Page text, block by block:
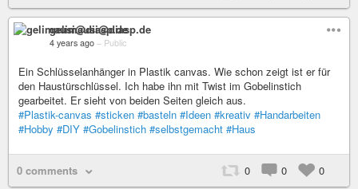
gelimausi@diasp.de
4 years ago – Public
Ein Schlüsselanhänger in Plastik canvas. Wie schon zeigt ist er für
den Haustürschlüssel. Ich habe ihn mit Twist im Gobelinstich
gearbeitet. Er sieht von beiden Seiten gleich aus.
#Plastik-canvas #sticken #basteln #Ideen #kreativ #Handarbeiten
#Hobby #DIY #Gobelinstich #selbstgemacht #Haus
0 comments 0 0 0